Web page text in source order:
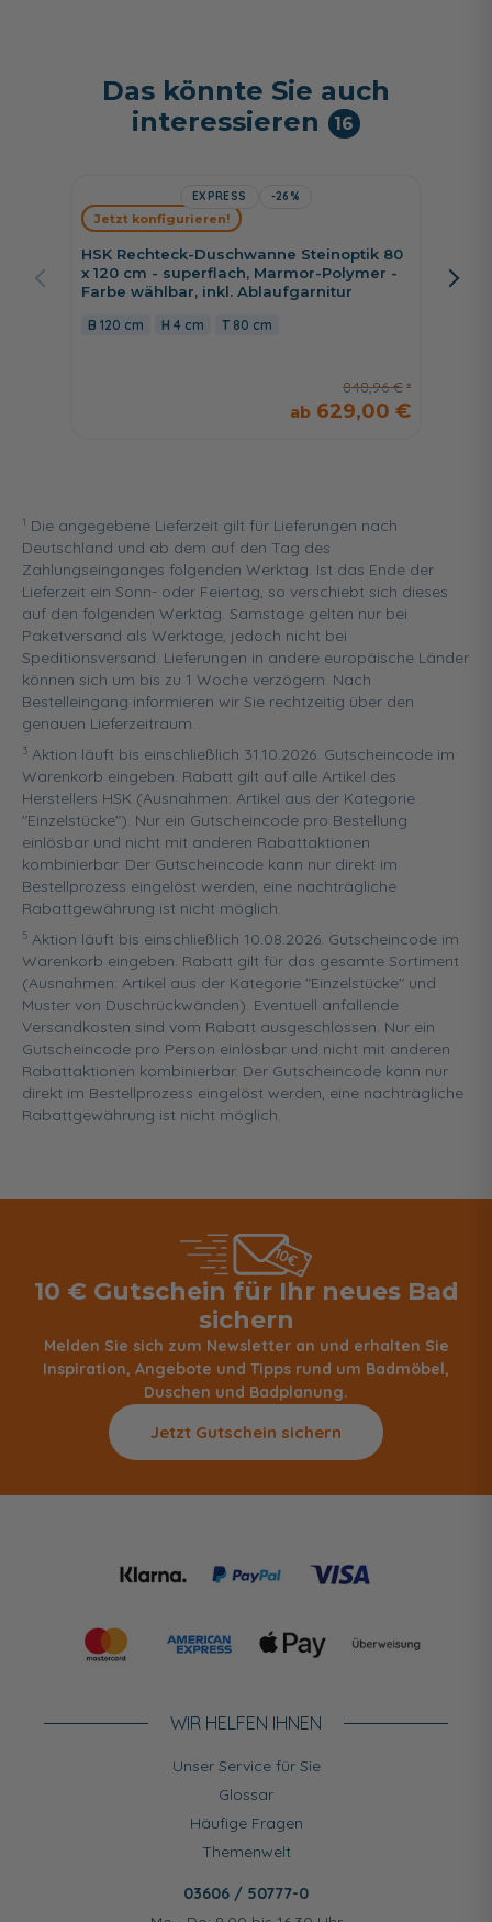
Das könnte Sie auch
interessieren
16
EXPRESS -26%
HSK Rechteck-Duschwanne Steinoptik 80
x 120 cm - superflach, Marmor-Polymer -
Farbe wählbar, inkl. Ablaufgarnitur
120 cm 4 cm 80 cm
848,96 €
629,00 €
Jetzt konfigurieren!
cm,
1 Die angegebene Lieferzeit gilt für Lieferungen nach
Deutschland und ab dem auf den Tag des
Zahlungseinganges folgenden Werktag. Ist das Ende der
Lieferzeit ein Sonn- oder Feiertag, so verschiebt sich dieses
auf den folgenden Werktag. Samstage gelten nur bei
Paketversand als Werktage, jedoch nicht bei
Speditionsversand. Lieferungen in andere europäische Länder
können sich um bis zu 1 Woche verzögern. Nach
Bestelleingang informieren wir Sie rechtzeitig über den
genauen Lieferzeitraum.
3 Aktion läuft bis einschließlich 31.10.2026. Gutscheincode im
Warenkorb eingeben. Rabatt gilt auf alle Artikel des
Herstellers HSK (Ausnahmen: Artikel aus der Kategorie
"Einzelstücke"). Nur ein Gutscheincode pro Bestellung
einlösbar und nicht mit anderen Rabattaktionen
kombinierbar. Der Gutscheincode kann nur direkt im
Bestellprozess eingelöst werden, eine nachträgliche
Rabattgewährung ist nicht möglich.
5 Aktion läuft bis einschließlich 10.08.2026. Gutscheincode im
Warenkorb eingeben. Rabatt gilt für das gesamte Sortiment
(Ausnahmen: Artikel aus der Kategorie "Einzelstücke" und
Muster von Duschrückwänden). Eventuell anfallende
Versandkosten sind vom Rabatt ausgeschlossen. Nur ein
Gutscheincode pro Person einlösbar und nicht mit anderen
Rabattaktionen kombinierbar. Der Gutscheincode kann nur
direkt im Bestellprozess eingelöst werden, eine nachträgliche
Rabattgewährung ist nicht möglich.
10 € Gutschein für Ihr neues Bad
sichern
Melden Sie sich zum Newsletter an und erhalten Sie
Inspiration, Angebote und Tipps rund um Badmöbel,
Duschen und Badplanung.
Jetzt Gutschein sichern
WIR HELFEN IHNEN
Unser Service für Sie
Glossar
Häufige Fragen
Themenwelt
03606 / 50777-0